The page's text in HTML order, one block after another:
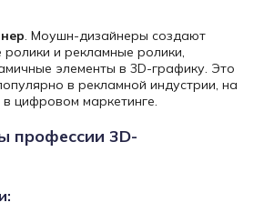
. Моушн-дизайнеры создают
и рекламные ролики,
элементы в 3D-графику. Это
в рекламной индустрии, на
цифровом маркетинге.
профессии 3D-